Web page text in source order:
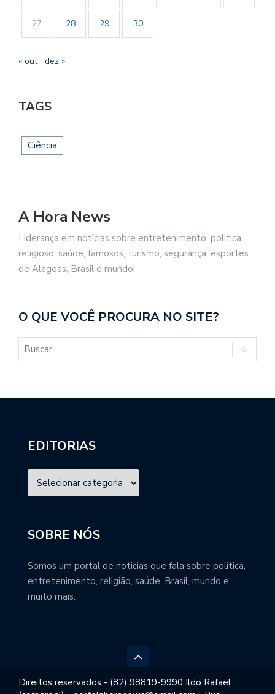
27 28 29 30
« out dez »
TAGS
Ciência
A Hora News
Liderança em notícias sobre entretenimento, politica,
religioso, saúde, famosos, turismo, segurança, esportes
de Alagoas, Brasil e mundo!
O QUE VOCÊ PROCURA NO SITE?
EDITORIAS
SOBRE NÓS
Somos um portal de noticias que fala sobre politica,
entretenimento, religião, saúde, Brasil, mundo e
muito mais.
Direitos reservados - (82) 98819-9990 Ildo Rafael